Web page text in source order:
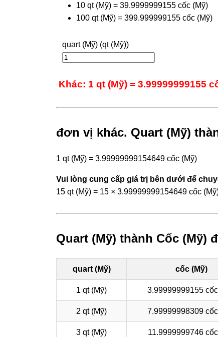
10 qt (Mỹ) = 39.9999999155 cốc (Mỹ)
100 qt (Mỹ) = 399.999999155 cốc (Mỹ)
quart (Mỹ) (qt (Mỹ))
Khác: 1 qt (Mỹ) = 3.99999999155
đơn vị khác. Quart (Mỹ)
1 qt (Mỹ) = 3.99999999154649 cốc (Mỹ)
Vui lòng cung cấp giá trị bên dưới để
15 qt (Mỹ) = 15 × 3.99999999154649 cốc
Quart (Mỹ) thành Cốc (Mỹ)
quart (Mỹ) cốc (Mỹ)
1 qt (Mỹ) 3.99999999155
2 qt (Mỹ) 7.99999998309
3 qt (Mỹ) 11.9999999746